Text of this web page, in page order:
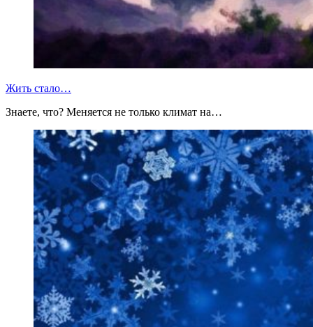
Жить стало…
Знаете, что? Меняется не только климат на…